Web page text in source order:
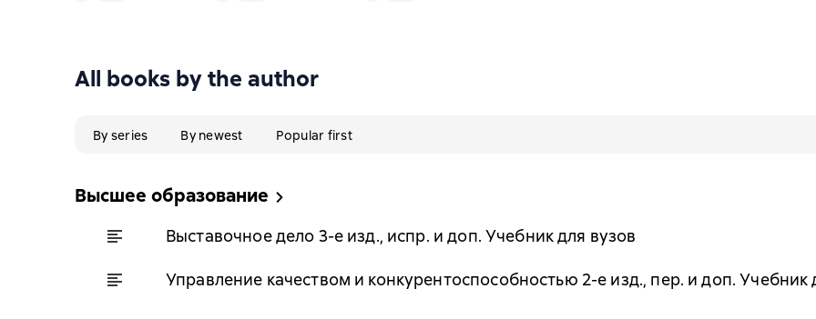
All books by the author
By series By newest Popular first
Высшее образование
Выставочное дело 3-е изд., испр. и доп. Учебник для вузов
Управление качеством и конкурентоспособностью 2-е изд., пер. и доп. Учебник